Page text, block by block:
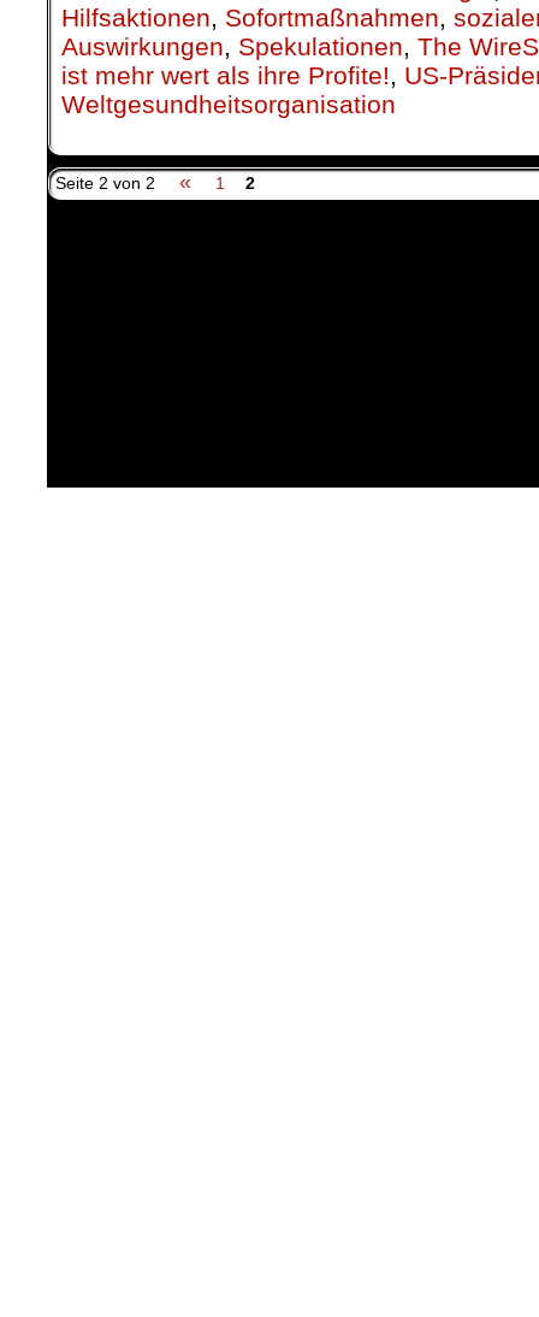
Hilfsaktionen, Sofortmaßnahmen,
Auswirkungen, Spekulationen, The
ist mehr wert als ihre Profite!, US-
Weltgesundheitsorganisation
Seite 2 von 2 « 1 2